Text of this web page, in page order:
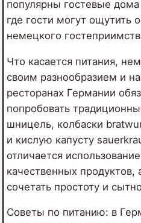
популярны гостевые
где гости могут ощутить
немецкого
Что касается питания,
своим разнообразием и
ресторанах Германии
попробовать
шницель, колбаски
и кислую капусту
отличается
качественных
сочетать простоту и
Советы по питанию: в